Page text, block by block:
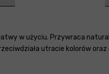
w użyciu. Przywraca
utracie kolorów